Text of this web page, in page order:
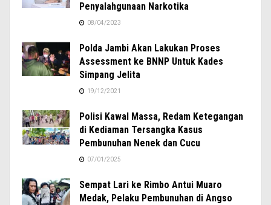
Penyalahgunaan Narkotika
08/04/2023
Polda Jambi Akan Lakukan Proses
Assessment ke BNNP Untuk Kades
Simpang Jelita
19/12/2021
Polisi Kawal Massa, Redam Ketegangan
di Kediaman Tersangka Kasus
Pembunuhan Nenek dan Cucu
07/01/2025
Sempat Lari ke Rimbo Antui Muaro
Medak, Pelaku Pembunuhan di Angso